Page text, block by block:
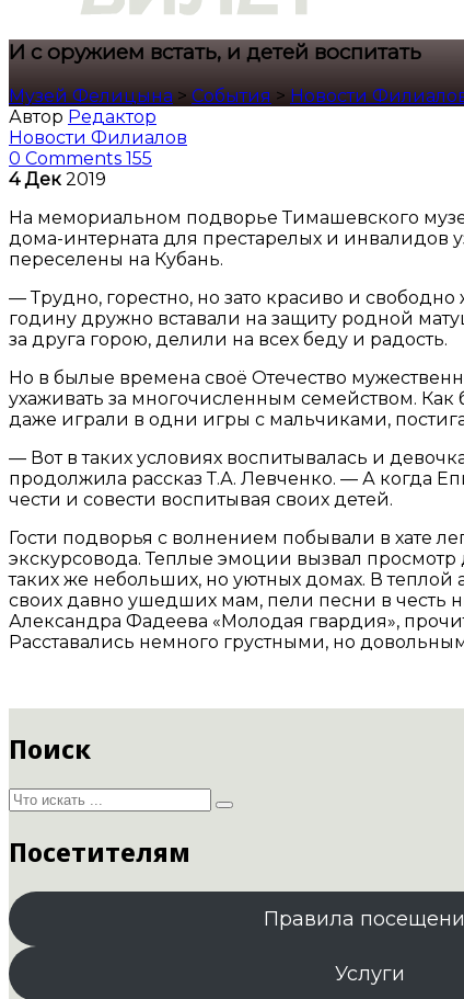
И с оружием встать, и детей воспитать
Музей Фелицына > События > Новости
Автор Редактор
Новости Филиалов
0 Comments 155
4 Дек 2019
На мемориальном подворье Тимашевского
дома-интерната для престарелых и инвалидов
переселены на Кубань.
— Трудно, горестно, но зато красиво и
годину дружно вставали на защиту родной
за друга горою, делили на всех беду и радость.
Но в былые времена своё Отечество
ухаживать за многочисленным семейством. Как
даже играли в одни игры с мальчиками,
— Вот в таких условиях воспитывалась и
продолжила рассказ Т.А. Левченко. — А когда
чести и совести воспитывая своих детей.
Гости подворья с волнением побывали в хате
экскурсовода. Теплые эмоции вызвал
таких же небольших, но уютных домах. В
своих давно ушедших мам, пели песни в честь
Александра Фадеева «Молодая гвардия»,
Расставались немного грустными, но
Поиск
Посетителям
Правила
Услуги